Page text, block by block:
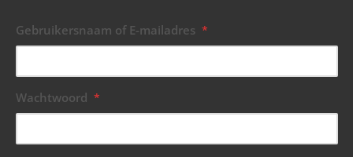
Gebruikersnaam of E-mailadres *
Wachtwoord *